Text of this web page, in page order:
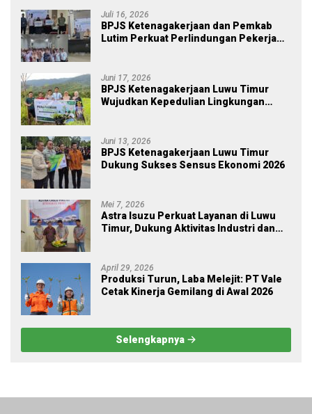
Juli 16, 2026
BPJS Ketenagakerjaan dan Pemkab
Lutim Perkuat Perlindungan Pekerja
Juni 17, 2026
BPJS Ketenagakerjaan Luwu Timur
Wujudkan Kepedulian Lingkungan
Juni 13, 2026
BPJS Ketenagakerjaan Luwu Timur
Dukung Sukses Sensus Ekonomi 2026
Mei 7, 2026
Astra Isuzu Perkuat Layanan di Luwu
Timur, Dukung Aktivitas Industri dan
April 29, 2026
Produksi Turun, Laba Melejit: PT Vale
Cetak Kinerja Gemilang di Awal 2026
Selengkapnya